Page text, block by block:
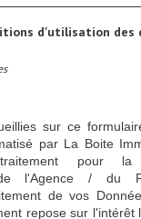
d'utilisation des
sur ce
par La Boite
traitement pour
de l'Agence / du
de vos
repose sur l'intérêt